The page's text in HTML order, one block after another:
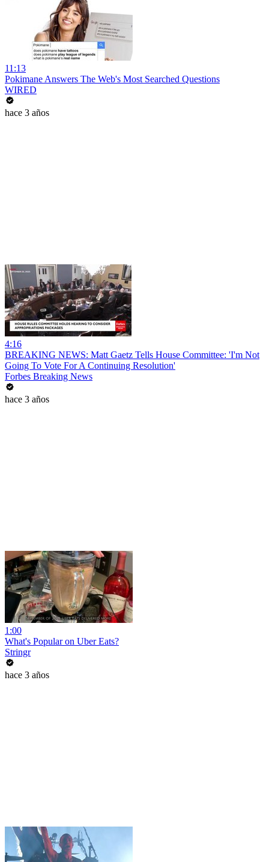
11:13
Pokimane Answers The Web's Most Searched Questions
WIRED
hace 3 años
4:16
BREAKING NEWS: Matt Gaetz Tells House Committee: 'I'm Not
Going To Vote For A Continuing Resolution'
Forbes Breaking News
hace 3 años
1:00
What's Popular on Uber Eats?
Stringr
hace 3 años